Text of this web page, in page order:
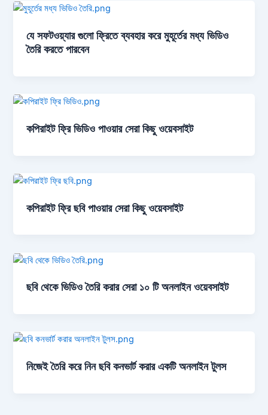
যে সফটওয়্যার গুলো ফ্রিতে ব্যবহার করে মুহূর্তের মধ্য ভিডিও
তৈরি করতে পারবেন
কপিরাইট ফ্রি ভিডিও পাওয়ার সেরা কিছু ওয়েবসাইট
কপিরাইট ফ্রি ছবি পাওয়ার সেরা কিছু ওয়েবসাইট
ছবি থেকে ভিডিও তৈরি করার সেরা ১০ টি অনলাইন ওয়েবসাইট
নিজেই তৈরি করে নিন ছবি কনভার্ট করার একটি অনলাইন টুলস